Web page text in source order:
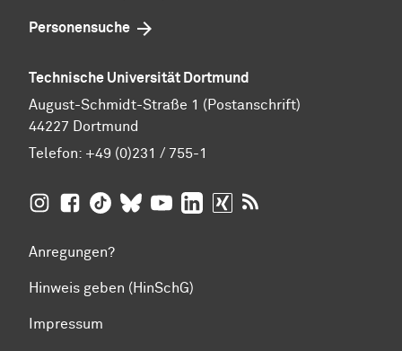
Personensuche
Technische Universität Dortmund
August-Schmidt-Straße 1 (Postanschrift)
44227 Dortmund
Telefon: +49 (0)231 / 755-1
TU Dortmund auf Insta­gram
TU Dortmund auf Facebook
TU Dortmund auf TikTok
TU Dortmund auf BlueSky
TU Dortmund auf YouTube
TU Dortmund auf LinkedIn
TU Dortmund auf XING
Anregungen?
Hinweis geben (HinSchG)
Impressum